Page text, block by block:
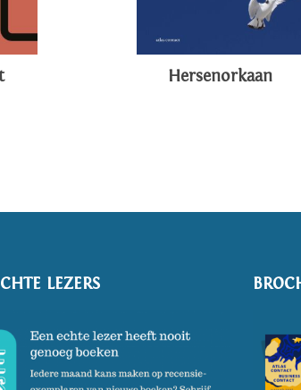
Hersenorkaan
LEZERS